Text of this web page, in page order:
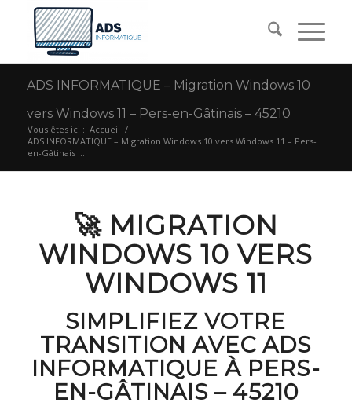
ADS INFORMATIQUE – Migration Windows 10
vers Windows 11 – Pers-en-Gâtinais – 45210
Vous êtes ici : Accueil /
ADS INFORMATIQUE – Migration Windows 10 vers Windows 11 – Pers-
en-Gâtinais ...
🚀 MIGRATION
WINDOWS 10 VERS
WINDOWS 11
SIMPLIFIEZ VOTRE
TRANSITION AVEC ADS
INFORMATIQUE À PERS-
EN-GÂTINAIS – 45210